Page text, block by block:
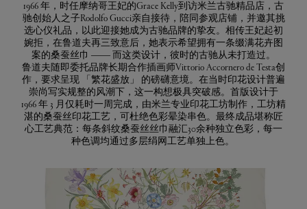
1966 年，时任摩纳哥王妃的Grace Kelly到访米兰古驰精品店，古
驰创始人之子Rodolfo Gucci亲自接待，陪同参观店铺，并邀其挑
选心仪礼品，以此迎接她成为古驰品牌的挚友。相传王妃起初
婉拒，在鲁道夫再三致意后，她表示希望拥有一条缀满花卉图
案的桑蚕丝巾 —— 而这类设计，彼时的古驰从未打造过。
鲁道夫随即委托品牌长期合作插画师Vittorio Accornero de Testa创
作，要求呈现 「繁花盛放」 的磅礴意境。在当时印花设计普遍
崇尚写实规整的风潮下，这一构想极具突破感。首版设计于
1966 年 3 月仅耗时一周完成，由米兰专业印花工坊制作，工坊精
湛的桑蚕丝印花工艺，可杜绝色彩晕染串色。最终成品堪称匠
心工艺典范：每条斜纹桑蚕丝丝巾融汇30余种独立色彩，每一
种色调均通过多层绢网工艺单独上色。